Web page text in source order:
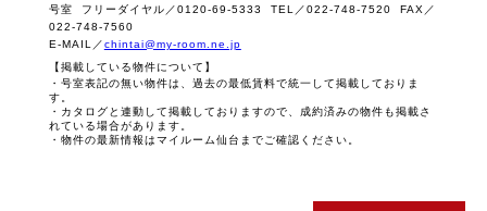
号室 フリーダイヤル／0120-69-5333 TEL／022-748-7520 FAX／
022-748-7560
E-MAIL／chintai@my-room.ne.jp
【掲載している物件について】
・号室表記の無い物件は、過去の最低賃料で統一して掲載しておりま
す。
・カタログと連動して掲載しておりますので、成約済みの物件も掲載さ
れている場合があります。
・物件の最新情報はマイルーム仙台までご確認ください。